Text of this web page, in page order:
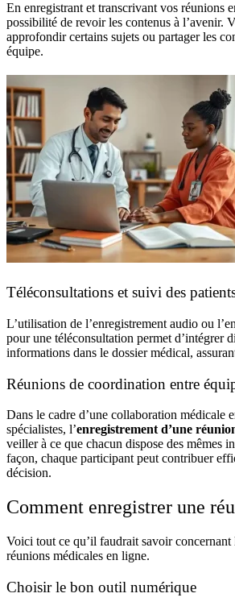
En enregistrant et transcrivant vos réunions
possibilité de revoir les contenus à l’avenir.
approfondir certains sujets ou partager les
équipe.
Téléconsultations et suivi des
L’utilisation de l’enregistrement audio ou
pour une téléconsultation permet d’intégrer
informations dans le dossier médical,
Réunions de coordination entre
Dans le cadre d’une collaboration médicale
spécialistes, l’enregistrement d’une
veiller à ce que chacun dispose des mêmes
façon, chaque participant peut contribuer
décision.
Comment enregistrer une
Voici tout ce qu’il faudrait savoir concernant
réunions médicales en ligne.
Choisir le bon outil numérique